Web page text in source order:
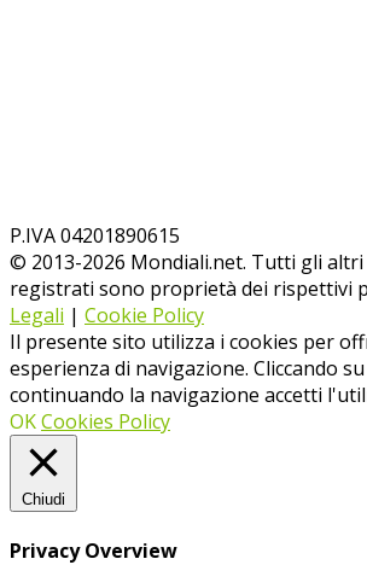
P.IVA 04201890615
© 2013-2026 Mondiali.net. Tutti gli altri
registrati sono proprietà dei rispettivi
Legali | Cookie Policy
Il presente sito utilizza i cookies per
esperienza di navigazione. Cliccando su
continuando la navigazione accetti
OKCookies Policy
Chiudi
Privacy Overview